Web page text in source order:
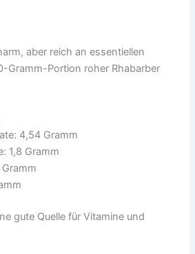
aber reich an essentiellen
Gramm-Portion roher Rhabarber
4,54 Gramm
1,8 Gramm
gute Quelle für Vitamine und